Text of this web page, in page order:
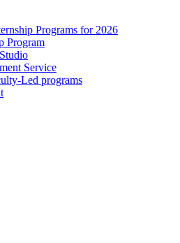
Programs for 2026
Program
Service
Led programs